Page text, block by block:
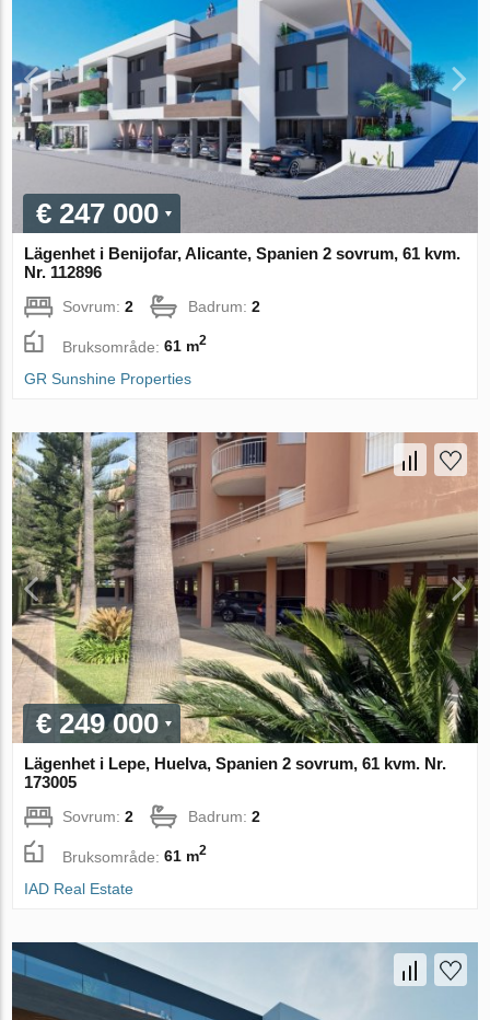
€ 247 000
Lägenhet i Benijofar, Alicante, Spanien 2 sovrum, 61 kvm.
Nr. 112896
Sovrum:2 Badrum:2
Bruksområde:61 m2
GR Sunshine Properties
€ 249 000
Lägenhet i Lepe, Huelva, Spanien 2 sovrum, 61 kvm. Nr.
173005
Sovrum:2 Badrum:2
Bruksområde:61 m2
IAD Real Estate